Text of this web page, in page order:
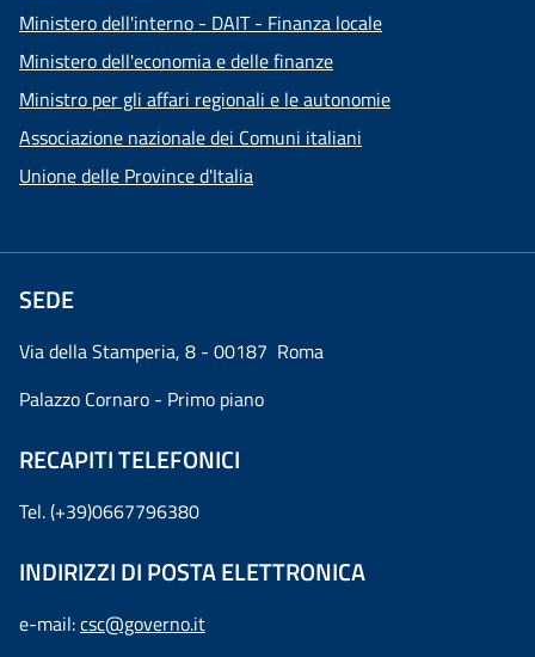
Ministero dell'interno - DAIT - Finanza locale
Ministero dell'economia e delle finanze
Ministro per gli affari regionali e le autonomie
Associazione nazionale dei Comuni italiani
Unione delle Province d'Italia
SEDE
Via della Stamperia, 8 - 00187 Roma
Palazzo Cornaro - Primo piano
RECAPITI TELEFONICI
Tel. (+39)0667796380
INDIRIZZI DI POSTA ELETTRONICA
e-mail:csc@governo.it